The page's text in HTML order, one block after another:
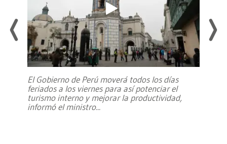
El Gobierno de Perú moverá todos los días
feriados a los viernes para así potenciar el
turismo interno y mejorar la productividad,
informó el ministro...